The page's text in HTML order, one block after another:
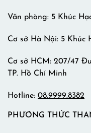
Văn phòng: 5 Khúc
Cơ sở Hà Nội: 5 Khúc
Cơ sở HCM: 207/47
TP. Hồ Chí Minh
Hotline: 08.9999.8382
PHƯƠNG THỨC